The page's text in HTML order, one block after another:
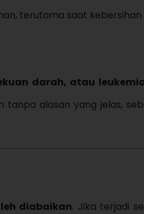
terutama saat
darah, atau
alasan yang jelas,
diabaikan. Jika terjadi